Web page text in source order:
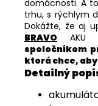
domácnosti. A
trhu, s rýchlym
Dokážte, že aj
BRAVO AKU
spoločníkom
ktorá chce,
Detailný